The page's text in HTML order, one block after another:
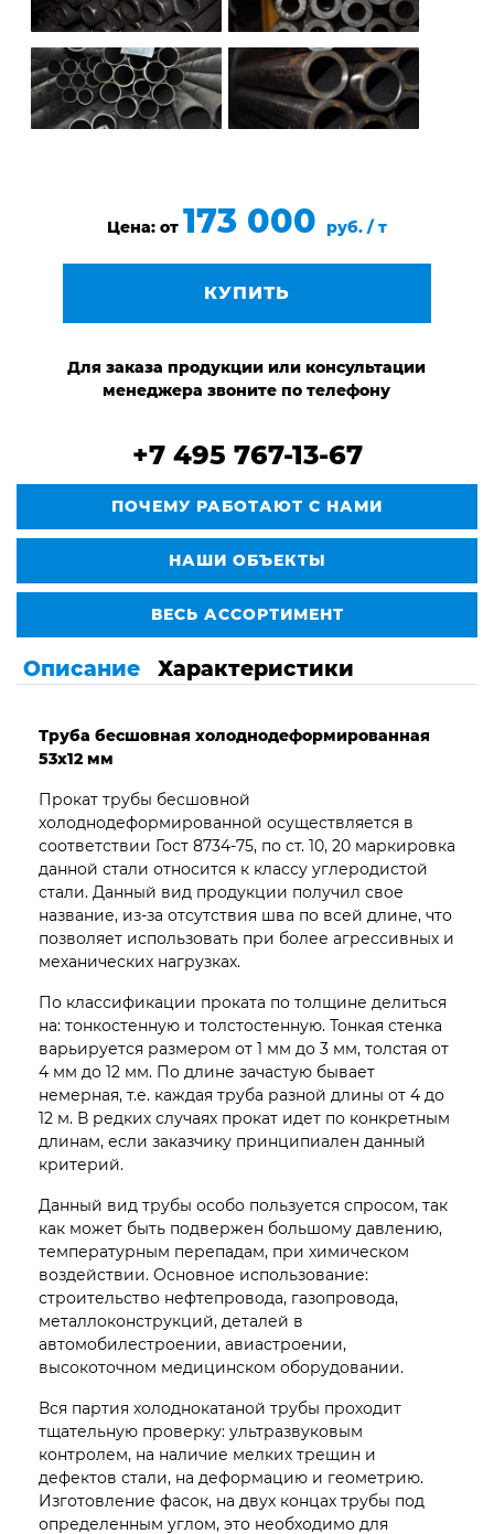
Цена: от 173 000 руб. / т
КУПИТЬ
Для заказа продукции или консультации
менеджера звоните по телефону
+7 495 767-13-67
ПОЧЕМУ РАБОТАЮТ С НАМИ
НАШИ ОБЪЕКТЫ
ВЕСЬ АССОРТИМЕНТ
Описание Характеристики
Труба бесшовная холоднодеформированная
53х12 мм
Прокат трубы бесшовной
холоднодеформированной осуществляется в
соответствии Гост 8734-75, по ст. 10, 20 маркировка
данной стали относится к классу углеродистой
стали. Данный вид продукции получил свое
название, из-за отсутствия шва по всей длине, что
позволяет использовать при более агрессивных и
механических нагрузках.
По классификации проката по толщине делиться
на: тонкостенную и толстостенную. Тонкая стенка
варьируется размером от 1 мм до 3 мм, толстая от
4 мм до 12 мм. По длине зачастую бывает
немерная, т.е. каждая труба разной длины от 4 до
12 м. В редких случаях прокат идет по конкретным
длинам, если заказчику принципиален данный
критерий.
Данный вид трубы особо пользуется спросом, так
как может быть подвержен большому давлению,
температурным перепадам, при химическом
воздействии. Основное использование:
строительство нефтепровода, газопровода,
металлоконструкций, деталей в
автомобилестроении, авиастроении,
высокоточном медицинском оборудовании.
Вся партия холоднокатаной трубы проходит
тщательную проверку: ультразвуковым
контролем, на наличие мелких трещин и
дефектов стали, на деформацию и геометрию.
Изготовление фасок, на двух концах трубы под
определенным углом, это необходимо для